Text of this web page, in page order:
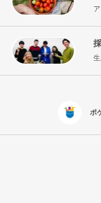
ポ